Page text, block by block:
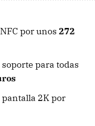
por unos 272
soporte para todas
pantalla 2K por